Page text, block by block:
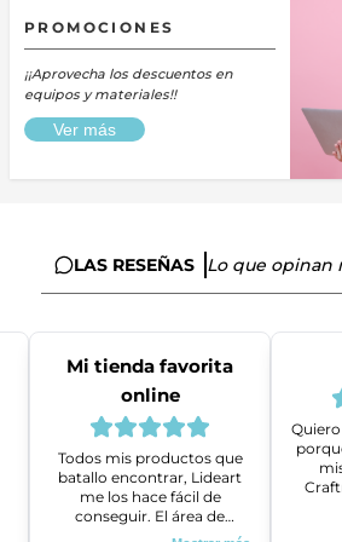
PROMOCIONES
¡¡Aprovecha los descuentos en
equipos y materiales!!
Ver más
LAS RESEÑAS Lo que opinan
Mi tienda favorita
online
Todos mis productos que
batallo encontrar, Lideart
me los hace fácil de
conseguir. El área de
ventas es super amable y